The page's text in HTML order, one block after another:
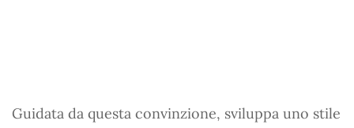
Guidata da questa convinzione, sviluppa uno stile